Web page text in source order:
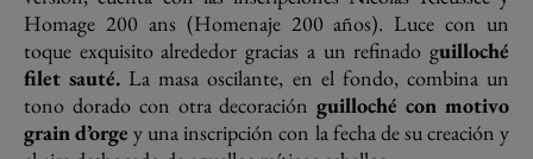
Homage 200 ans (Homenaje 200 años). Luce con un
toque exquisito alrededor gracias a un refinado guilloché
filet sauté. La masa oscilante, en el fondo, combina un
tono dorado con otra decoraciónguilloché con motivo
grain d’orgey una inscripción con la fecha de su creación y